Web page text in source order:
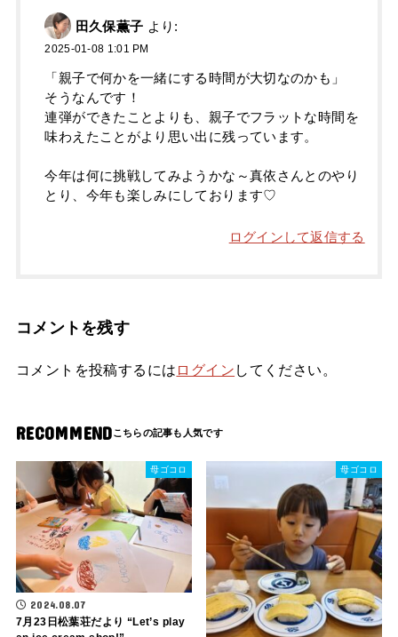
田久保薫子 より:
2025-01-08 1:01 PM
「親子で何かを一緒にする時間が大切なのかも」
そうなんです！
連弾ができたことよりも、親子でフラットな時間を
味わえたことがより思い出に残っています。
今年は何に挑戦してみようかな～真依さんとのやり
とり、今年も楽しみにしております♡
ログインして返信する
コメントを残す
コメントを投稿するには ログイン してください。
RECOMMEND
母ゴコロ
2024.08.07
7月23日松葉荘だより “Let’s play
母ゴコロ